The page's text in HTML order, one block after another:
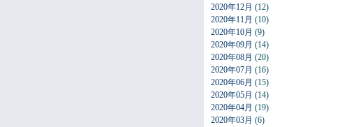
2020年12月 (12)
2020年11月 (10)
2020年10月 (9)
2020年09月 (14)
2020年08月 (20)
2020年07月 (16)
2020年06月 (15)
2020年05月 (14)
2020年04月 (19)
2020年03月 (6)